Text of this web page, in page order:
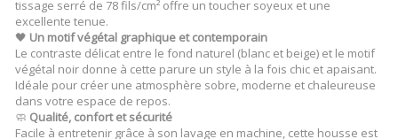
tissage serré de 78 fils/cm² offre un toucher soyeux et une
excellente tenue.
🖤 Un motif végétal graphique et contemporain
Le contraste délicat entre le fond naturel (blanc et beige) et le motif
végétal noir donne à cette parure un style à la fois chic et apaisant.
Idéale pour créer une atmosphère sobre, moderne et chaleureuse
dans votre espace de repos.
🧼 Qualité, confort et sécurité
Facile à entretenir grâce à son lavage en machine, cette housse est